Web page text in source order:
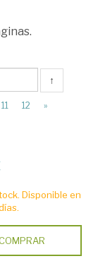
↑
11 12 »
Disponible en